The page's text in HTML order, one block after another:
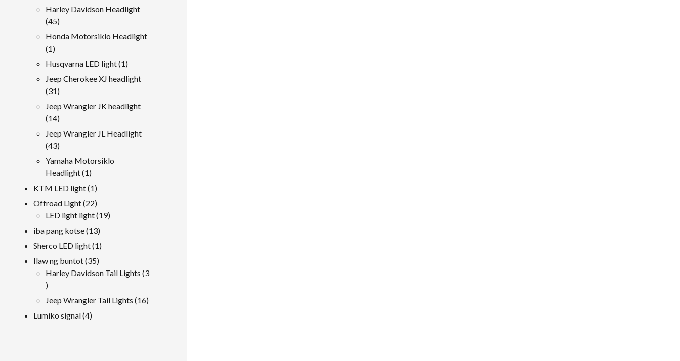
mga
Harley Davidson Headlight
4545
mga
Honda Motorsiklo Headlight
11
Husqvarna LED light 11
produkto
Jeep Cherokee XJ headlight
3131
mga
produkto
Jeep Wrangler JK headlight
1414
mga
produkto
Jeep Wrangler JL Headlight
4343
mga
produkto
Yamaha Motorsiklo
Headlight 11
produkto
KTM LED light 11
produkto
Offroad Light 2222
mga
produkto
LED light light 1919
iba pang kotse 1313
mga
Sherco LED light 11
Ilaw ng buntot 3535
mga
Harley Davidson Tail Lights 3
3
mga
Jeep Wrangler Tail Lights 1616
Lumiko signal 44